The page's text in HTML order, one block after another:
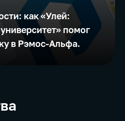
как «Улей:
помог
в Рэмос-Альфа.